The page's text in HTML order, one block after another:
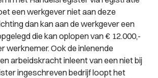
een werkgever niet aan deze
dan kan aan de werkgever een
die kan oplopen van € 12.000,-
werknemer. Ook de inlenende
arbeidskracht inleent van een niet bij
ingeschreven bedrijf loopt het